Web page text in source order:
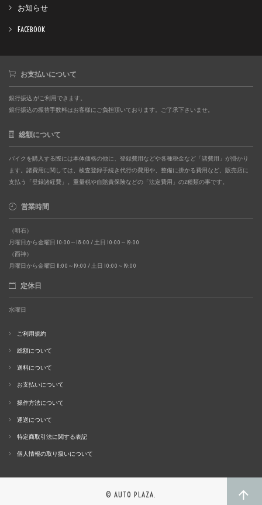
お知らせ
FACEBOOK
お支払いについて
銀行振込 がご利用できます。
銀行振込の振替手数料はお客様にご負担頂いております。ご了承下さいませ。
総額について
バイクを購入する際には本体価格の他に、登録費用などや各種税金など「諸費用」が掛かり
ます。諸費用に関しては、検査登録手続き代行の費用や、整備に掛かる費用など、販売店に
支払う「登録諸経費」。重量税や自賠責保険などの「法定費用」の2種類の事です。
営業時間
（明石）
月曜日から金曜日 10:00～18:00 / 土日 10:00～19:00
（西神）
月曜日から金曜日 11:00～19:00 / 土日 10:00～19:00
定休日
水曜日
ご利用規約
総額について
送料について
お支払いについて
操作方法について
運送について
特定商取引法に関する表記
個人情報の取り扱いについて
© AUTO PLAZA.